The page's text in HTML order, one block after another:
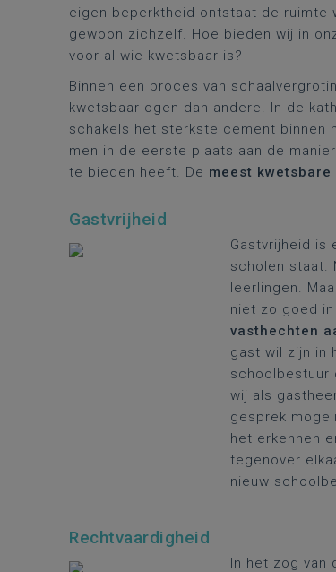
eigen beperktheid ontstaat de ruimte
gewoon zichzelf. Hoe bieden wij in
voor al wie kwetsbaar is?
Binnen een proces van
kwetsbaar ogen dan andere. In de
schakels het sterkste cement binnen
men in de eerste plaats aan de
te bieden heeft. De meest
Gastvrijheid
Gastvrijheid is
scholen staat.
leerlingen.
niet zo goed
vasthechten
gast wil zijn in
schoolbestuur
wij als
gesprek
het erkennen
tegenover
nieuw
Rechtvaardigheid
In het zog van